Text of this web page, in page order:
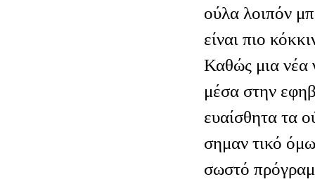
ούλα λοιπόν
είναι πιο
Καθώς μια νέα
μέσα στην
ευαίσθητα τα
σημαν τικό
σωστό